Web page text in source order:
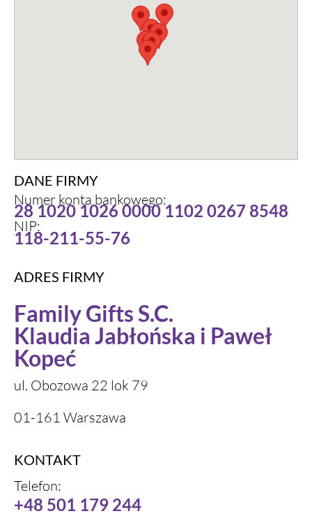
DANE FIRMY
Numer konta bankowego:
28 1020 1026 0000 1102 0267 8548
NIP:
118-211-55-76
ADRES FIRMY
Family Gifts S.C.
Klaudia Jabłońska i Paweł
Kopeć
ul. Obozowa 22 lok 79
01-161 Warszawa
KONTAKT
Telefon:
+48 501 179 244